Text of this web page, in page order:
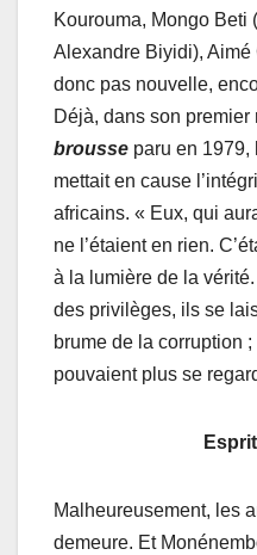
Kourouma, Mongo Beti
Alexandre Biyidi),
donc pas nouvelle,
Déjà, dans son premier
brousse paru en 1979,
mettait en cause
africains. « Eux, qui
ne l’étaient en rien.
à la lumière de la
des privilèges, ils se
brume de la corruption
pouvaient plus se
Malheureusement, les
demeure. Et